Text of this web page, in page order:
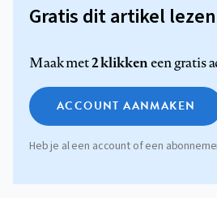
Gratis dit artikel
Maak met2 klikkeneen gratis
ACCOUNT AANMAKEN
Heb je al een account of een